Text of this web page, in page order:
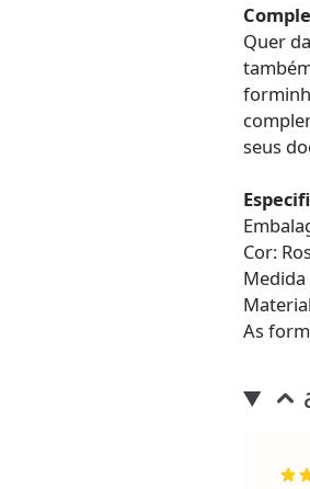
Quer
seus
Cor:
Medida
As